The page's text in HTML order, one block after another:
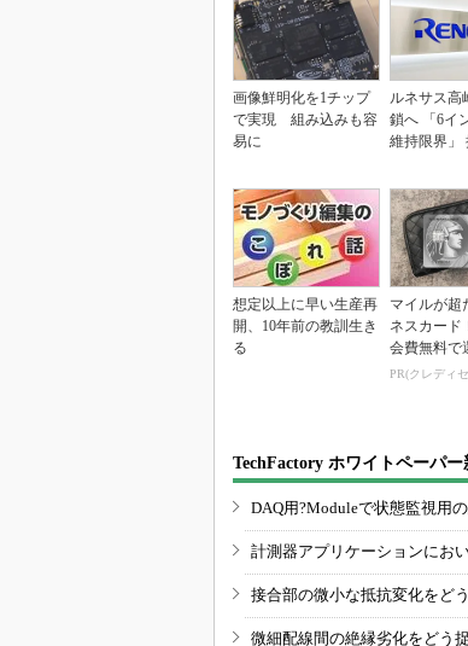
画像鮮明化を1チップ
で実現 組み込みも容
易に
ルネサス高
鎖へ 「6イ
維持限界」
想定以上に早い生産再
開、10年前の教訓生き
る
マイルが超
ネスカード
会費無料で
1.125%
PR(クレディ
TechFactory ホワイトペーパー
DAQ用?Moduleで状態監視用
計測器アプリケーションにお
接合部の微小な抵抗変化をど
微細配線間の絶縁劣化をどう